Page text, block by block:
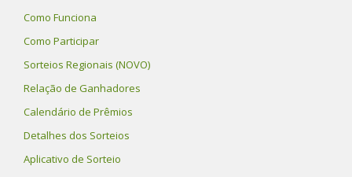
Como Funciona
Como Participar
Sorteios Regionais (NOVO)
Relação de Ganhadores
Calendário de Prêmios
Detalhes dos Sorteios
Aplicativo de Sorteio